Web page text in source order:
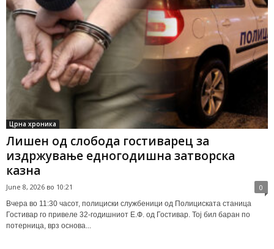
Црна хроника
Лишен од слобода гостиварец за
издржување едногодишна затворска
казна
June 8, 2026 во 10:21 0
Вчера во 11:30 часот, полициски службеници од Полициската станица
Гостивар го привеле 32-годишниот Е.Ф. од Гостивар. Тој бил баран по
потерница, врз основа...